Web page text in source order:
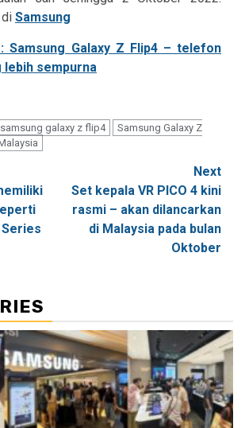
Samsung
: Samsung Galaxy Z Flip4 – telefon
lebih sempurna
samsung galaxy z flip4
Samsung Galaxy Z
Next
Set kepala VR PICO 4 kini
rasmi – akan dilancarkan
di Malaysia pada bulan
Oktober